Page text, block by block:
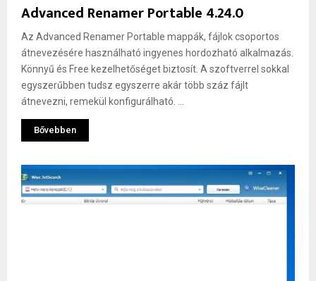
Advanced Renamer Portable 4.24.0
Az Advanced Renamer Portable mappák, fájlok csoportos
átnevezésére használható ingyenes hordozható alkalmazás.
Könnyű és Free kezelhetőséget biztosít. A szoftverrel sokkal
egyszerűbben tudsz egyszerre akár több száz fájlt
átnevezni, remekül konfigurálható. ...
Bővebben